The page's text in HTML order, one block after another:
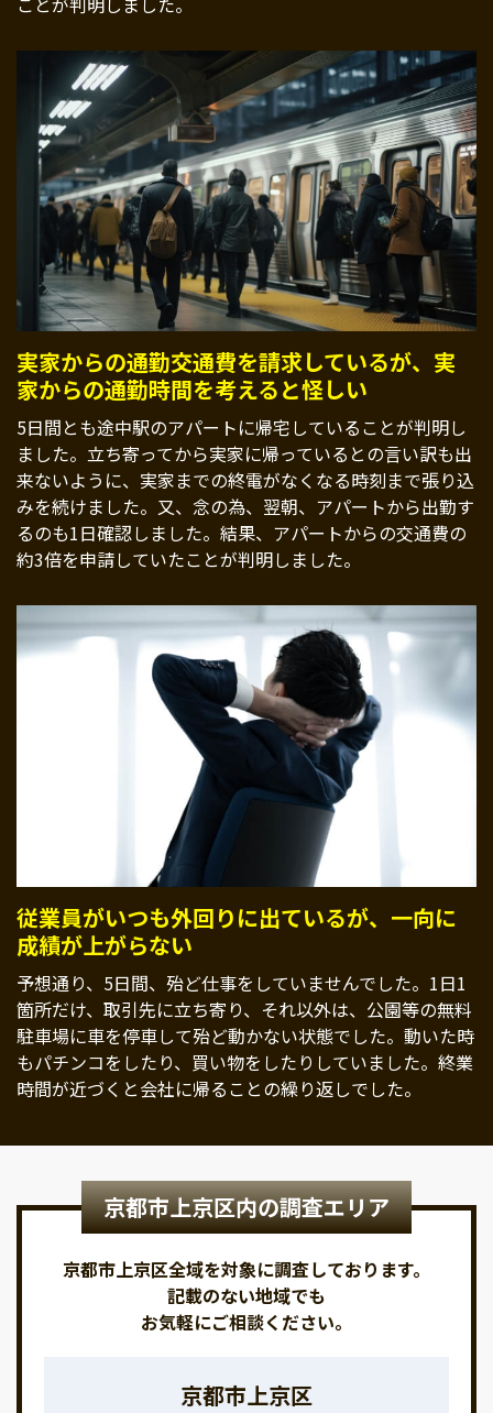
実家からの通勤交通費を請求しているが、実
家からの通勤時間を考えると怪しい
5日間とも途中駅のアパートに帰宅していることが判明し
ました。立ち寄ってから実家に帰っているとの言い訳も出
来ないように、実家までの終電がなくなる時刻まで張り込
みを続けました。又、念の為、翌朝、アパートから出勤す
るのも1日確認しました。結果、アパートからの交通費の
約3倍を申請していたことが判明しました。
従業員がいつも外回りに出ているが、一向に
成績が上がらない
予想通り、5日間、殆ど仕事をしていませんでした。1日1
箇所だけ、取引先に立ち寄り、それ以外は、公園等の無料
駐車場に車を停車して殆ど動かない状態でした。動いた時
もパチンコをしたり、買い物をしたりしていました。終業
時間が近づくと会社に帰ることの繰り返しでした。
京都市上京区内の調査エリア
京都市上京区全域を対象に調査しております。
記載のない地域でも
お気軽にご相談ください。
京都市上京区